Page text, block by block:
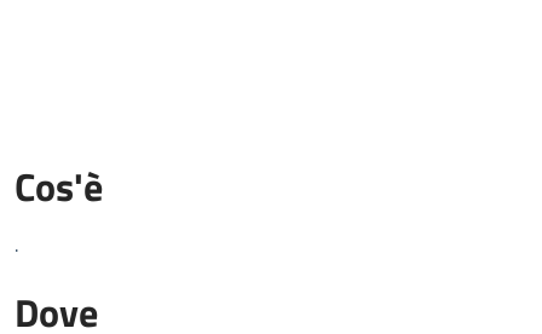
Cos'è
.
Dove